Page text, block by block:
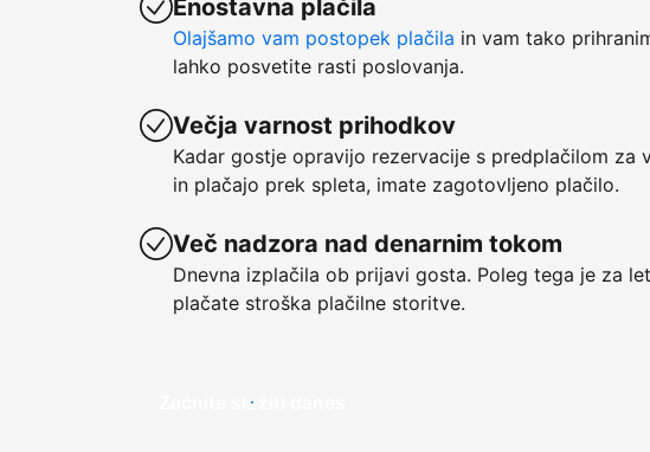
Enostavna plačila
Olajšamo vam postopek plačila in vam tako
lahko posvetite rasti poslovanja.
Večja varnost prihodkov
Kadar gostje opravijo rezervacije s predplačilom za
in plačajo prek spleta, imate zagotovljeno plačilo.
Več nadzora nad denarnim tokom
Dnevna izplačila ob prijavi gosta. Poleg tega je za
plačate stroška plačilne storitve.
Začnite služiti danes